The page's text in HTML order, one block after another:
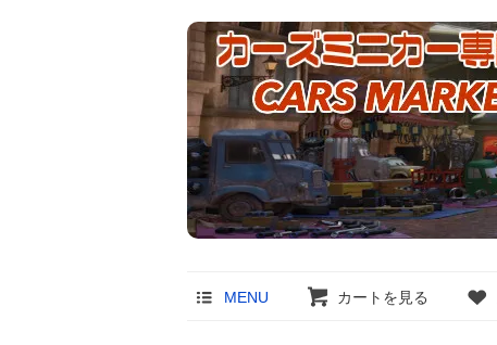
MENU カートを見る